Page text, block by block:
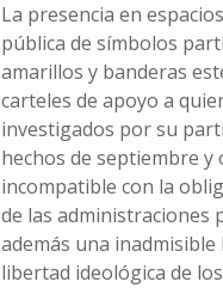
La presencia en
pública de símbolos
amarillos y banderas
carteles de apoyo a
investigados por su
hechos de septiembre y
incompatible con la
de las administraciones
además una inadmisible
libertad ideológica de